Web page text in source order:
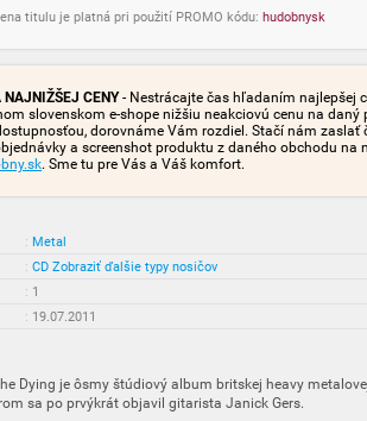
titulu je platná pri použití PROMO kódu: hudobnysk
NAJNIŽŠEJ CENY- Nestrácajte čas hľadaním najlepšej
slovenskom e-shope nižšiu neakciovú cenu na daný
dorovnáme Vám rozdiel. Stačí nám zaslať
a screenshot produktu z daného obchodu na
. Sme tu pre Vás a Váš komfort.
: Metal
: CD Zobraziť ďalšie typy nosičov
: 1
: 19.07.2011
Dying je ôsmy štúdiový album britskej heavy
sa po prvýkrát objavil gitarista Janick Gers.